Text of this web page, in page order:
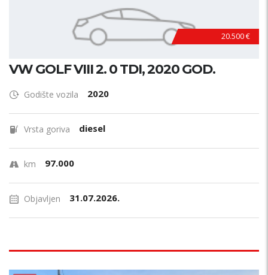
20.500 €
VW GOLF VIII 2. 0 TDI, 2020 GOD.
Godište vozila 2020
Vrsta goriva diesel
km 97.000
Objavljen 31.07.2026.